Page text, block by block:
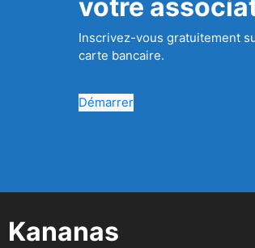
votre
Inscrivez-vous gratuitement
carte bancaire.
Démarrer
Kananas